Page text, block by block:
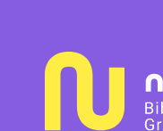
recherche